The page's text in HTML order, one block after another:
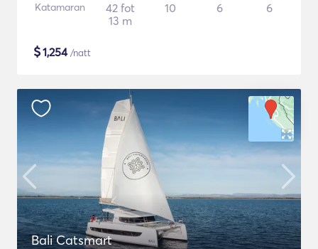
Katamaran
42 fot
13 m
10 6 6
$1,254/natt
Bali Catsmart